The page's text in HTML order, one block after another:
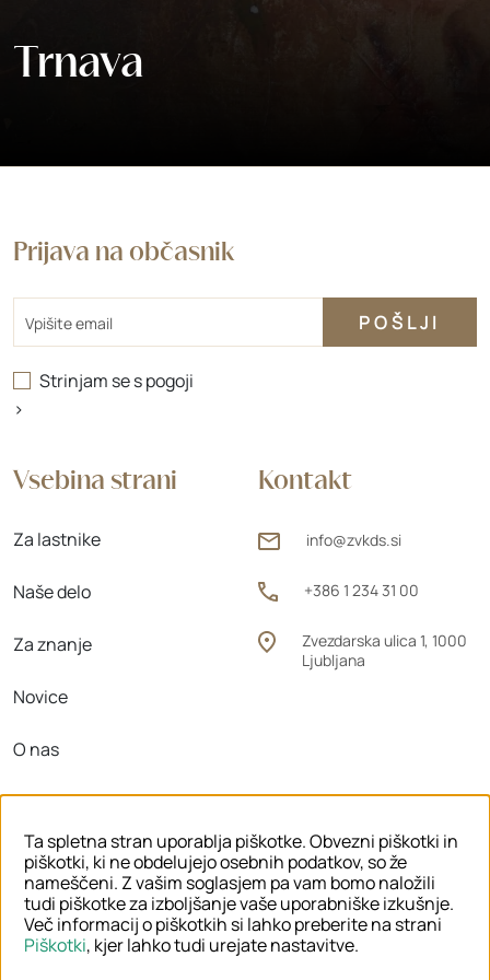
Trnava
Kontakt
info@zvkds.si
+386 1 234 31 00
Zvezdarska ulica 1, 1000
Ljubljana
Vsebina strani
Za lastnike
Naše delo
Za znanje
Novice
O nas
Območne enote
Prijava na občasnik
Strinjam se spogoji
>
© 2026 ZVKDS
PRAVNO OBVESTILO
Ta spletna stran uporablja piškotke. Obvezni piškotki in
piškotki, ki ne obdelujejo osebnih podatkov, so že
nameščeni. Z vašim soglasjem pa vam bomo naložili
tudi piškotke za izboljšanje vaše uporabniške izkušnje.
Več informacij o piškotkih si lahko preberite na strani
Piškotki, kjer lahko tudi urejate nastavitve.